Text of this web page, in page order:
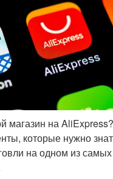
магазин на
которые нужно
на одном из